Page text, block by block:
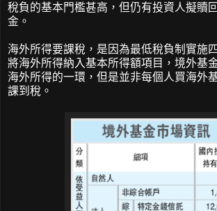
稅負的基本門檻甚高，但仍有投資人擬贖
金。
海外所得要課稅，是因為最低稅負制實施
將海外所得納入基本所得額項目，境外基
海外所得的一環，但是並非每個人買海外
課到稅。